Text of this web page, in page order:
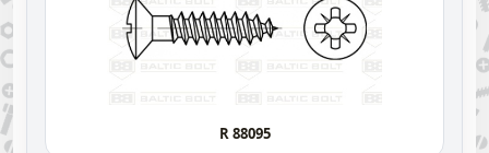
R 88095